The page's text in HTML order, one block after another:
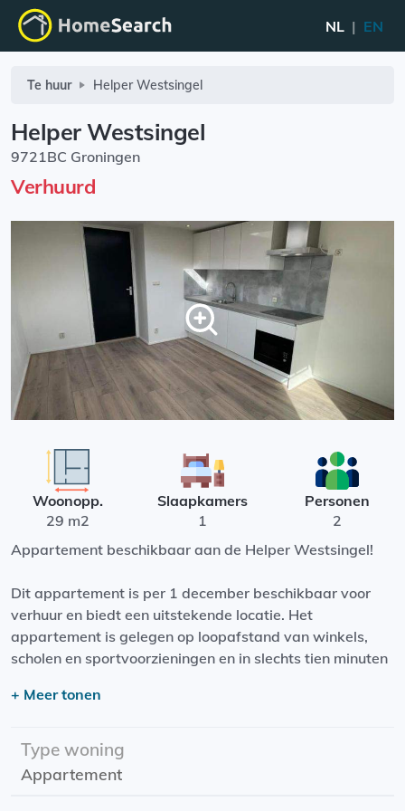
NL | EN
Te huur Helper Westsingel
Helper Westsingel
9721BC Groningen
Verhuurd
Woonopp.
29 m2
Slaapkamers
1
Personen
2
Appartement beschikbaar aan de Helper Westsingel!
Dit appartement is per 1 december beschikbaar voor
verhuur en biedt een uitstekende locatie. Het
appartement is gelegen op loopafstand van winkels,
scholen en sportvoorzieningen en in slechts tien minuten
Haren. Daarnaast beschikt de wijk over uitstekende
de A28 en A7 binnen 5 autominuten te bereiken.
Het appartement beschikt over een open woonkamer
+ Meer tonen
Type woning
Appartement